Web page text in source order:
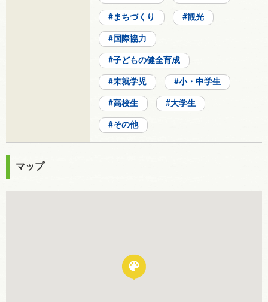
まちづくり 観光
国際協力
子どもの健全育成
未就学児 小・中学生
高校生 大学生
その他
マップ